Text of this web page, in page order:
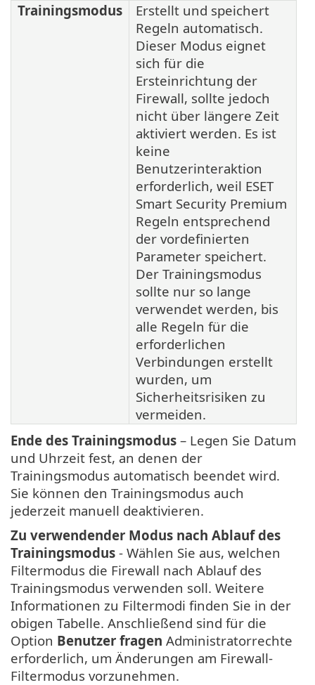
Trainingsmodus
Erstellt und speichert
Regeln automatisch.
Dieser Modus eignet
sich für die
Ersteinrichtung der
Firewall, sollte jedoch
nicht über längere Zeit
aktiviert werden. Es ist
keine
Benutzerinteraktion
erforderlich, weil ESET
Smart Security Premium
Regeln entsprechend
der vordefinierten
Parameter speichert.
Der Trainingsmodus
sollte nur so lange
verwendet werden, bis
alle Regeln für die
erforderlichen
Verbindungen erstellt
wurden, um
Sicherheitsrisiken zu
vermeiden.
Ende des Trainingsmodus – Legen Sie Datum
und Uhrzeit fest, an denen der
Trainingsmodus automatisch beendet wird.
Sie können den Trainingsmodus auch
jederzeit manuell deaktivieren.
Zu verwendender Modus nach Ablauf des
Trainingsmodus - Wählen Sie aus, welchen
Filtermodus die Firewall nach Ablauf des
Trainingsmodus verwenden soll. Weitere
Informationen zu Filtermodi finden Sie in der
obigen Tabelle. Anschließend sind für die
Option Benutzer fragen Administratorrechte
erforderlich, um Änderungen am Firewall-
Filtermodus vorzunehmen.